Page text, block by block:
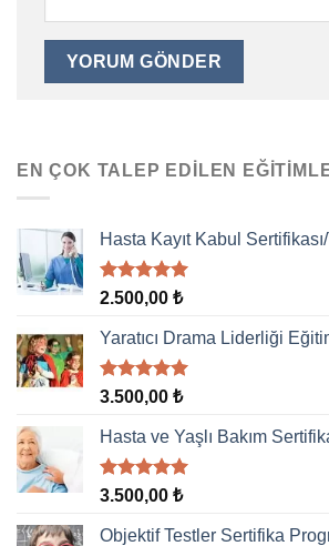
EN ÇOK TALEP EDILEN
Hasta Kayıt Kabul
5 üzerinden
aldı
2.500,00 ₺
Yaratıcı Drama Liderliği
5 üzerinden
aldı
3.500,00 ₺
Hasta ve Yaşlı Bakım
5 üzerinden
aldı
3.500,00 ₺
Objektif Testler Sertifika